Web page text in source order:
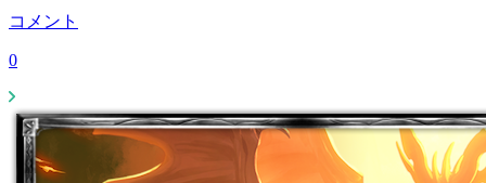
コメント
0